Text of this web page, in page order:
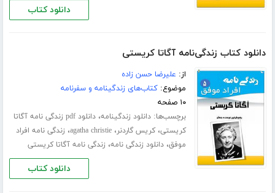
دانلود کتاب
دانلود کتاب زندگی‌نامه آگاتا کریستی
از: علیرضا حسن زاده
موضوع:کتاب‌های زندگینامه و سفرنامه
۱۰ صفحه
برچسب‌ها:دانلود زندگینامه،
دانلود pdf زندگی نامه آگاتا
کریستی،کریس گاردنر،agatha christie، زندگی نامه افراد
موفق،دانلود زندگی نامه، زندگی نامه آگاتا کریستی
دانلود کتاب